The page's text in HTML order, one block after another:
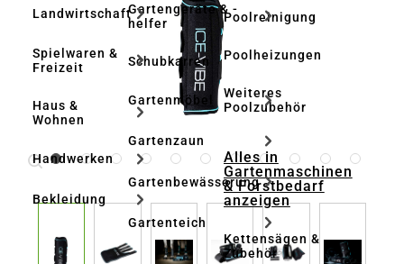
Landwirtschaft
Spielwaren &
Freizeit
Haus &
Wohnen
Handwerken
Bekleidung
Gartengeräte & -
helfer
Schubkarren
Gartenmöbel
Gartenzaun
Gartenbewässerung
Gartenteich
Poolreinigung
Poolheizungen
Weiteres
Poolzubehör
Alles in
Gartenmaschinen
& Forstbedarf
anzeigen
Kettensägen &
Zubehör